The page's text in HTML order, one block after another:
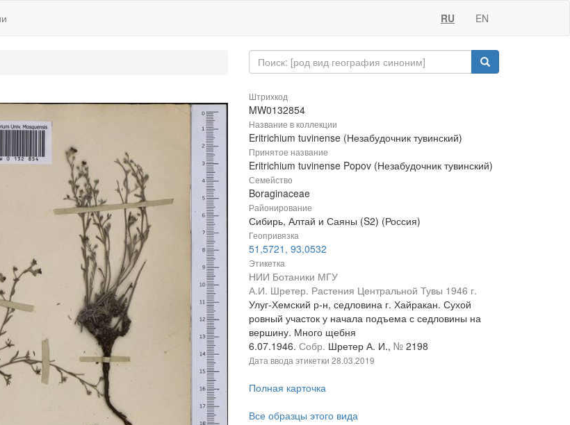
RU EN
Штрихкод
MW0132854
Название в коллекции
Eritrichium tuvinense (Незабудочник тувинский)
Принятое название
Eritrichium tuvinense Popov (Незабудочник тувинский)
Семейство
Boraginaceae
Районирование
Сибирь, Алтай и Саяны (S2) (Россия)
Геопривязка
51,5721, 93,0532
Этикетка
НИИ Ботаники МГУ
А.И. Шретер. Растения Центральной Тувы 1946 г.
Улуг-Хемский р-н, седловина г. Хайракан. Сухой
ровный участок у начала подъема с седловины на
вершину. Много щебня
6.07.1946. Собр. Шретер А. И., № 2198
Дата ввода этикетки 28.03.2019
Полная карточка
Все образцы этого вида